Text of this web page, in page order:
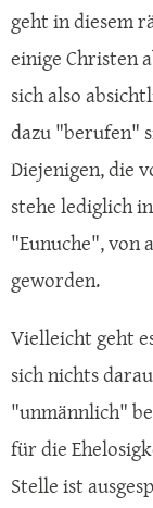
geht in diesem
einige Christen
sich also
dazu "berufen"
Diejenigen, die
stehe lediglich
"Eunuche", von
geworden.
Vielleicht geht
sich nichts
"unmännlich"
für die
Stelle ist